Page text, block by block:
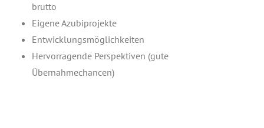
brutto
Eige­ne Azubiprojekte
Ent­wick­lungs­mög­lich­kei­ten
Her­vor­ra­gen­de Per­spek­ti­ven (gute
Übernahmechancen)